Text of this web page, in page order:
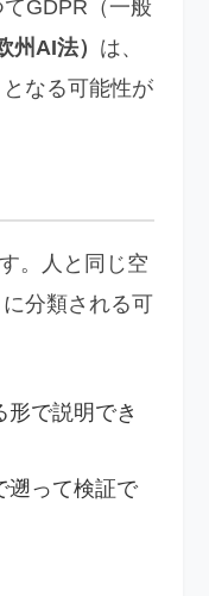
GDPR（一般
州AI法） は、
なる可能性が
。人と同じ空
分類される可
で説明でき
遡って検証で